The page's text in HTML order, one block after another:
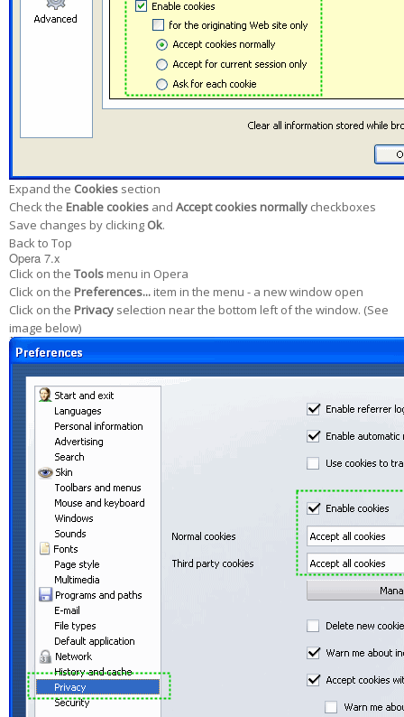
Expand the Cookies section
Check the Enable cookies and Accept cookies normally checkboxes
Save changes by clicking Ok.
Back to Top
Opera 7.x
Click on the Tools menu in Opera
Click on the Preferences... item in the menu - a new window open
Click on the Privacy selection near the bottom left of the window. (See
image below)